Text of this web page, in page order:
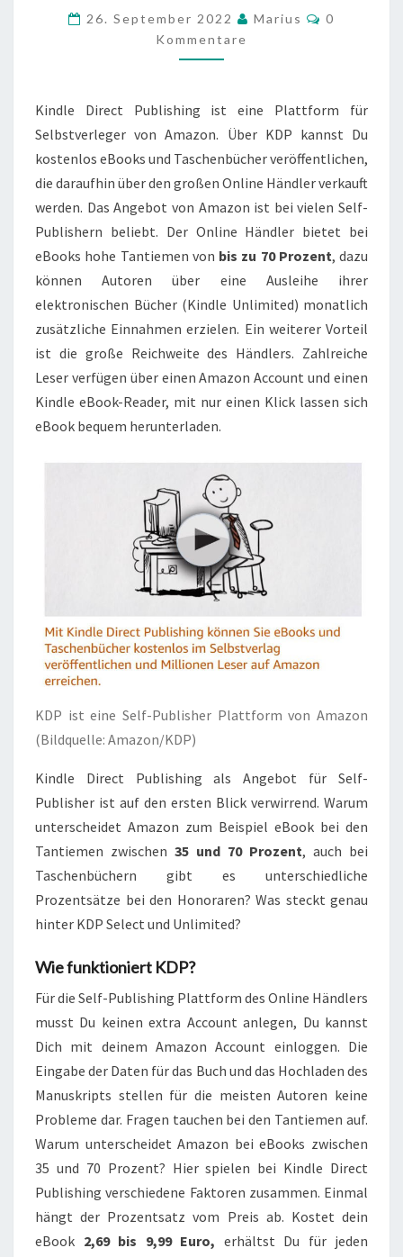
–
26. September 2022 Marius
0
Kommentare
Kindle Direct Publishing ist eine Plattform für
Selbstverleger von Amazon. Über KDP kannst Du
kostenlos eBooks und Taschenbücher veröffentlichen,
die daraufhin über den großen Online Händler verkauft
werden. Das Angebot von Amazon ist bei vielen Self-
Publishern beliebt. Der Online Händler bietet bei
eBooks hohe Tantiemen von bis zu 70 Prozent, dazu
können Autoren über eine Ausleihe ihrer
elektronischen Bücher (Kindle Unlimited) monatlich
zusätzliche Einnahmen erzielen. Ein weiterer Vorteil
ist die große Reichweite des Händlers. Zahlreiche
Leser verfügen über einen Amazon Account und einen
Kindle eBook-Reader, mit nur einen Klick lassen sich
eBook bequem herunterladen.
KDP ist eine Self-Publisher Plattform von Amazon
(Bildquelle: Amazon/KDP)
Kindle Direct Publishing als Angebot für Self-
Publisher ist auf den ersten Blick verwirrend. Warum
unterscheidet Amazon zum Beispiel eBook bei den
Tantiemen zwischen 35 und 70 Prozent, auch bei
Taschenbüchern gibt es unterschiedliche
Prozentsätze bei den Honoraren? Was steckt genau
hinter KDP Select und Unlimited?
Wie funktioniert KDP?
Für die Self-Publishing Plattform des Online Händlers
musst Du keinen extra Account anlegen, Du kannst
Dich mit deinem Amazon Account einloggen. Die
Eingabe der Daten für das Buch und das Hochladen des
Manuskripts stellen für die meisten Autoren keine
Probleme dar. Fragen tauchen bei den Tantiemen auf.
Warum unterscheidet Amazon bei eBooks zwischen
35 und 70 Prozent? Hier spielen bei Kindle Direct
Publishing verschiedene Faktoren zusammen. Einmal
hängt der Prozentsatz vom Preis ab. Kostet dein
eBook 2,69 bis 9,99 Euro, erhältst Du für jeden